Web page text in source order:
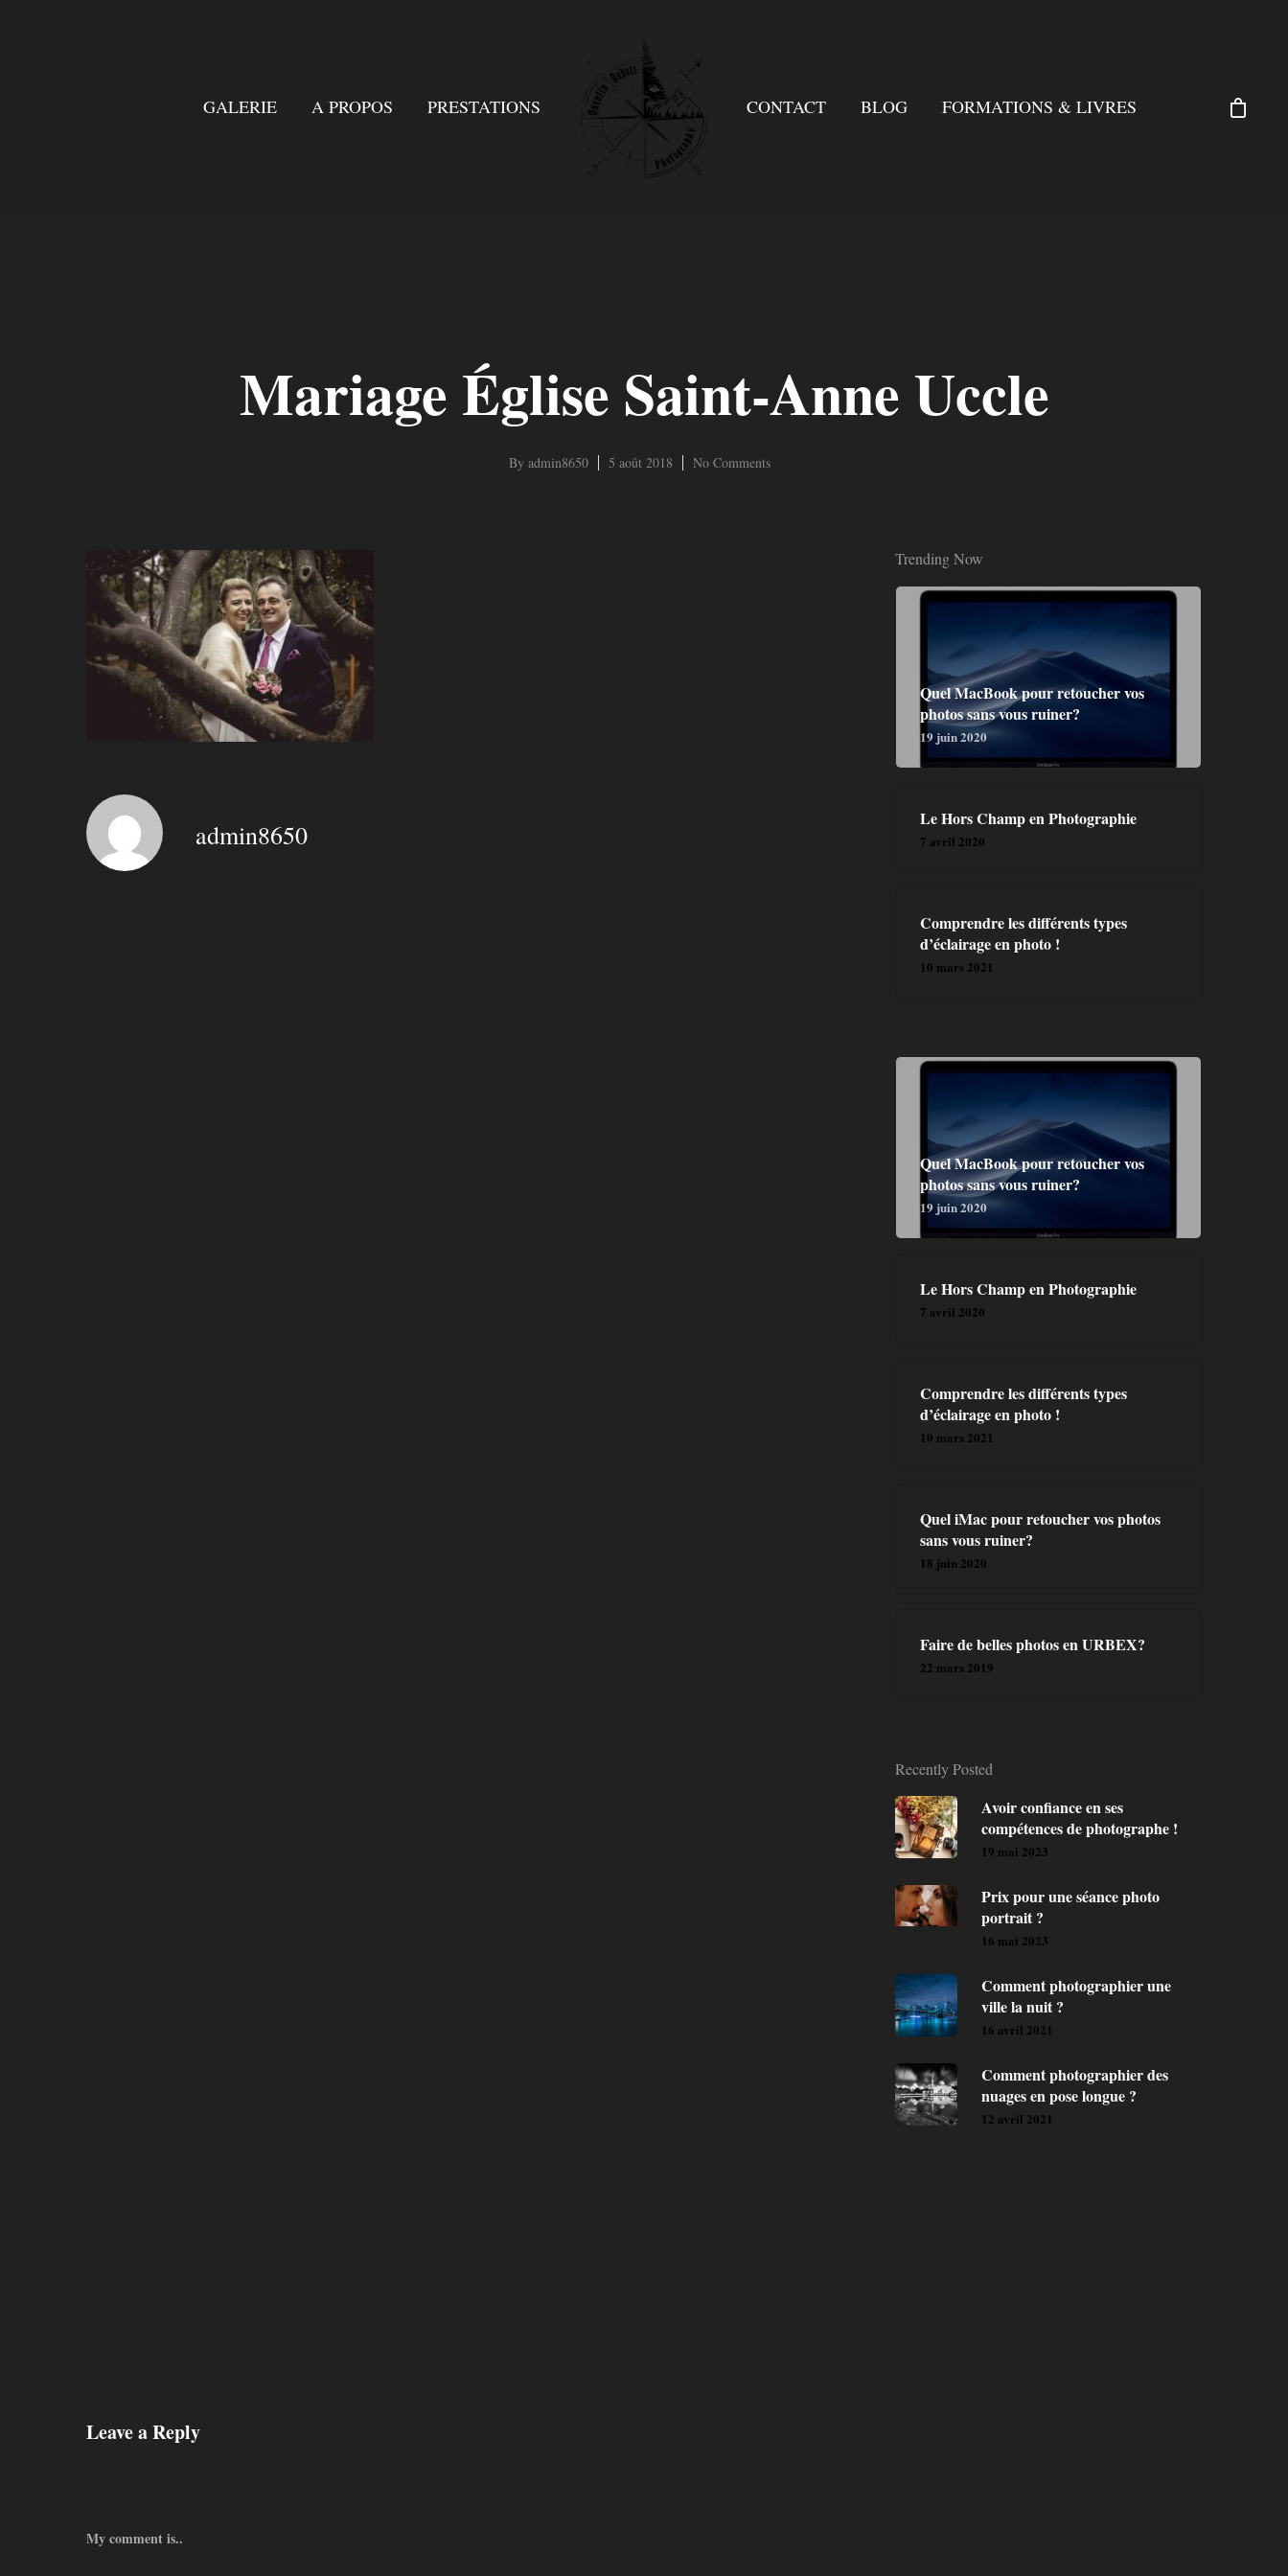
Hit enter to search or ESC to close
GALERIE A PROPOS PRESTATIONS CONTACT BLOG FORMATIONS & LIVRES
Mariage Église Saint-Anne Uccle
By admin8650 5 août 2018 No Comments
admin8650
Trending Now
Quel MacBook pour retoucher vos
photos sans vous ruiner?
19 juin 2020
Le Hors Champ en Photographie
7 avril 2020
Comprendre les différents types
d’éclairage en photo !
10 mars 2021
Quel MacBook pour retoucher vos
photos sans vous ruiner?
19 juin 2020
Le Hors Champ en Photographie
7 avril 2020
Comprendre les différents types
d’éclairage en photo !
10 mars 2021
Quel iMac pour retoucher vos photos
sans vous ruiner?
18 juin 2020
Faire de belles photos en URBEX?
22 mars 2019
Recently Posted
Avoir confiance en ses
compétences de photographe !
19 mai 2023
Prix pour une séance photo
portrait ?
16 mai 2023
Comment photographier une
ville la nuit ?
16 avril 2021
Comment photographier des
nuages en pose longue ?
12 avril 2021
Leave a Reply
My comment is..